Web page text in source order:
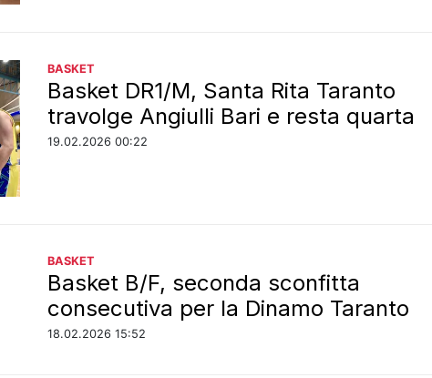
BASKET
Basket DR1/M, Santa Rita Taranto
travolge Angiulli Bari e resta quarta
19.02.2026 00:22
BASKET
Basket B/F, seconda sconfitta
consecutiva per la Dinamo Taranto
18.02.2026 15:52